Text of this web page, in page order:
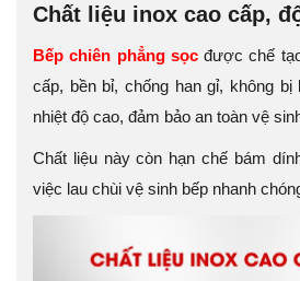
Chất liệu inox cao cấp,
Bếp chiên phẳng sọcđược chế
cấp, bền bỉ, chống han gỉ, không
nhiệt độ cao, đảm bảo an toàn vệ
Chất liệu này còn hạn chế bám
việc lau chùi vệ sinh bếp nhanh